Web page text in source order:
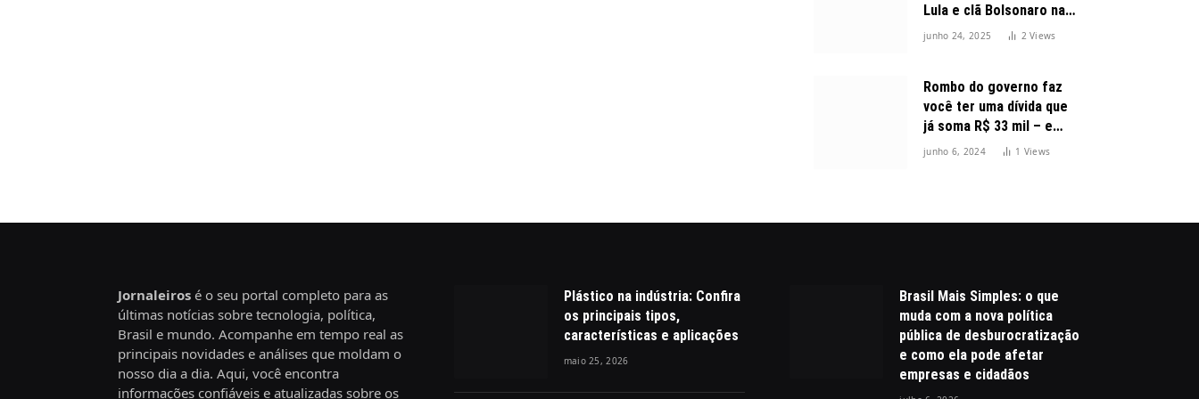
Lula e clã Bolsonaro na
disputa presidencial
junho 24, 2025 2Views
Rombo do governo faz
você ter uma dívida que
já soma R$ 33 mil – e
cresceu 300%
junho 6, 2024 1 Views
Jornaleiros é o seu portal completo para as
últimas notícias sobre tecnologia, política,
Brasil e mundo. Acompanhe em tempo real as
principais novidades e análises que moldam o
nosso dia a dia. Aqui, você encontra
informações confiáveis e atualizadas sobre os
Plástico na indústria: Confira
os principais tipos,
características e aplicações
maio 25, 2026
Brasil Mais Simples: o que
muda com a nova política
pública de desburocratização
e como ela pode afetar
empresas e cidadãos